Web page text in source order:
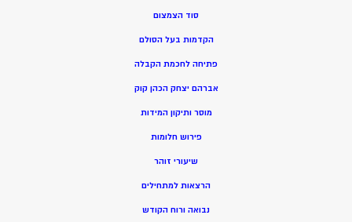
סוד הצמצום
הקדמות בעל הסולם
פתיחה לחכמת הקבלה
אברהם יצחק הכהן קוק
מוסר ותיקון המידות
פירוש חלומות
שיעורי זוהר
הרצאות למתחילים
נבואה ורוח הקודש